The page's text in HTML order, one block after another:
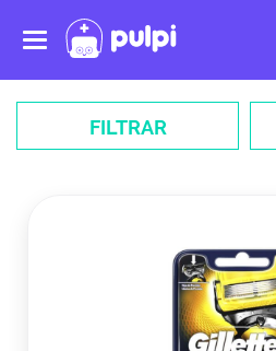
Toggle
navigation
FILTRAR